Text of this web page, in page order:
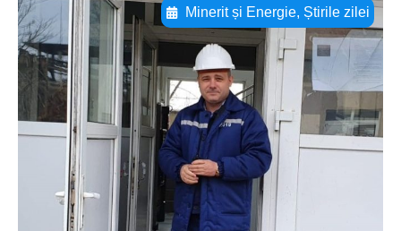
Minerit și Energie, Știrile zilei
Adaugă aici textul pentru
subtitluAdaugă aici
textul pentru
subtitluAdaugă aici
textul pentru
subtitluAdaugă aici
textul pentru subti